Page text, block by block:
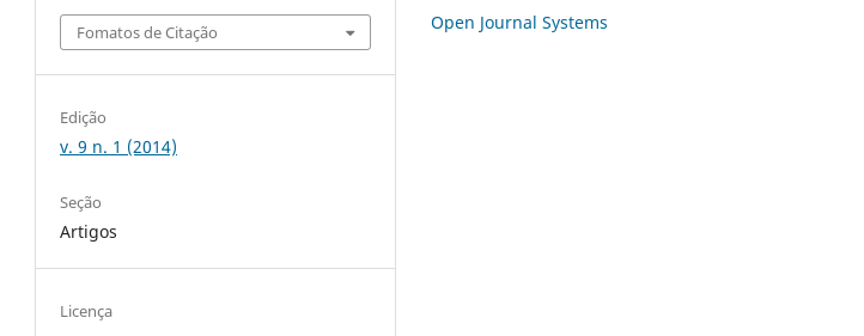
Fomatos de Citação
Edição
v. 9 n. 1 (2014)
Seção
Artigos
Licença
Open Journal Systems